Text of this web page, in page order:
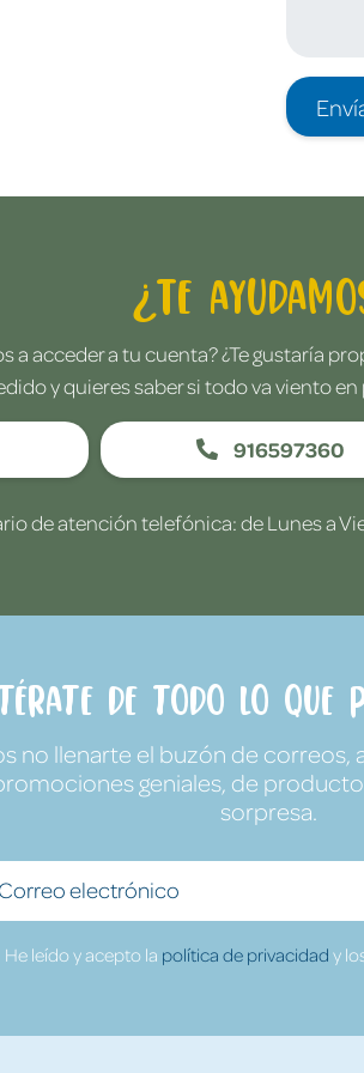
¿Te
a acceder a tu cuenta? ¿Te gustaría
y quieres saber si todo va viento
916597360
de atención telefónica: de Lunes a
de todo lo que
no llenarte el buzón de correos,
geniales, de
sorpresa.
He leído y acepto la política de privacidad y